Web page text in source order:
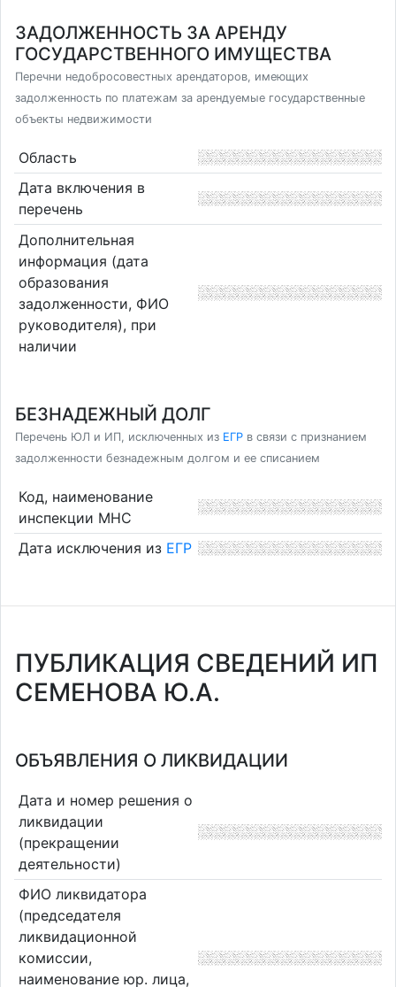
ЗАДОЛЖЕННОСТЬ ЗА АРЕНДУ
ГОСУДАРСТВЕННОГО ИМУЩЕСТВА
Перечни недобросовестных арендаторов, имеющих
задолженность по платежам за арендуемые государственные
объекты недвижимости
Область
Дата включения в
перечень
Дополнительная
информация (дата
образования
задолженности, ФИО
руководителя), при
наличии
БЕЗНАДЕЖНЫЙ ДОЛГ
Перечень ЮЛ и ИП, исключенных из ЕГР в связи с признанием
задолженности безнадежным долгом и ее списанием
Код, наименование
инспекции МНС
Дата исключения из ЕГР
ПУБЛИКАЦИЯ СВЕДЕНИЙ ИП
СЕМЕНОВА Ю.А.
ОБЪЯВЛЕНИЯ О ЛИКВИДАЦИИ
Дата и номер решения о
ликвидации
(прекращении
деятельности)
ФИО ликвидатора
(председателя
ликвидационной
комиссии,
наименование юр. лица,